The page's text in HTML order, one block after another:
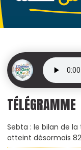
TÉLÉGRAMME
Sebta : le bilan de
atteint désormais